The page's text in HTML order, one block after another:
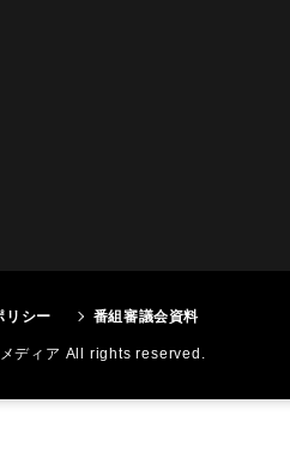
リシー 番組審議会資料
ディア All rights reserved.